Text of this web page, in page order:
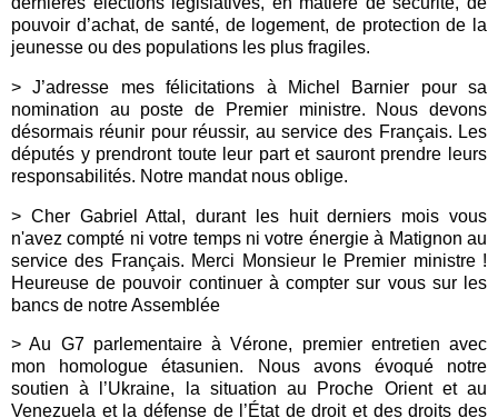
pouvoir d’achat, de santé, de logement, de protection de la
jeunesse ou des populations les plus fragiles.
> J’adresse mes félicitations à Michel Barnier pour sa
nomination au poste de Premier ministre. Nous devons
désormais réunir pour réussir, au service des Français. Les
députés y prendront toute leur part et sauront prendre leurs
responsabilités. Notre mandat nous oblige.
> Cher Gabriel Attal, durant les huit derniers mois vous
n'avez compté ni votre temps ni votre énergie à Matignon au
service des Français. Merci Monsieur le Premier ministre !
Heureuse de pouvoir continuer à compter sur vous sur les
bancs de notre Assemblée
> Au G7 parlementaire à Vérone, premier entretien avec
mon homologue étasunien. Nous avons évoqué notre
soutien à l’Ukraine, la situation au Proche Orient et au
Venezuela et la défense de l’État de droit et des droits des